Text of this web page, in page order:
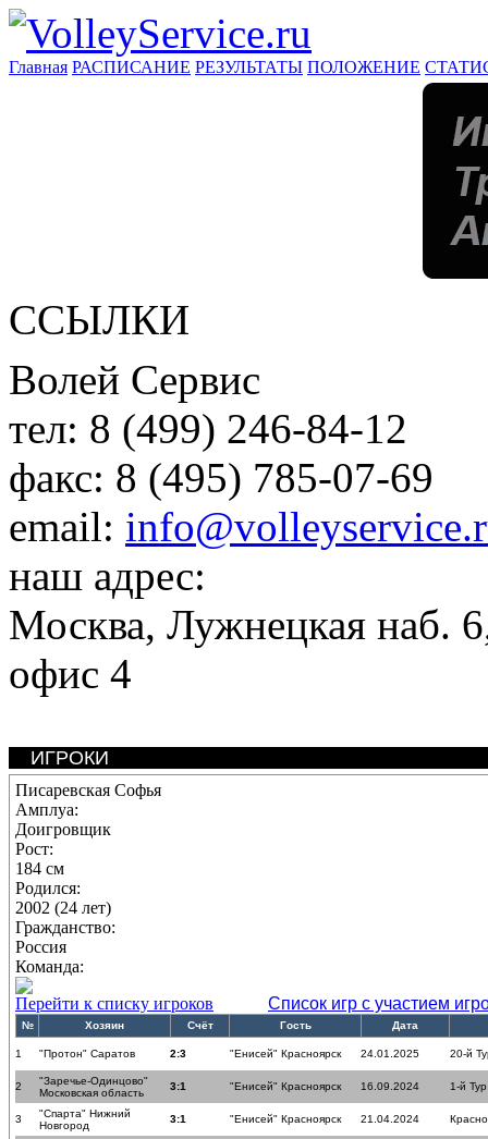
Главная РАСПИСАНИЕ РЕЗУЛЬТАТЫ ПОЛОЖЕНИЕ
ССЫЛКИ
Волей Сервис
тел: 8 (499) 246-84-12
факс: 8 (495) 785-07-69
email:
наш адрес:
Москва, Лужнецкая наб.
офис 4
ИГРОКИ
Писаревская Софья
Амплуа:
Доигровщик
Рост:
184 см
Родился:
2002 (24 лет)
Гражданство:
Россия
Команда:
Перейти к списку игроков
Список игр с участием
№ Хозяин Счёт Гость Дата
1 "Протон" Саратов 2:3 "Енисей" Красноярск 24.01.2025 20-й
2
"Заречье-Одинцово"
Московская область
3:1 "Енисей" Красноярск 16.09.2024 1-й Тур
3
"Спарта" Нижний
Новгород
3:1 "Енисей" Красноярск 21.04.2024